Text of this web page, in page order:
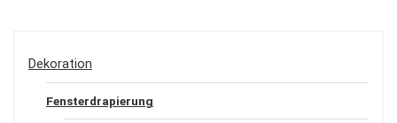
Dekoration
Fensterdrapierung